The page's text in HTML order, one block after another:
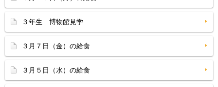
３年生 博物館見学
３月７日（金）の給食
３月５日（水）の給食